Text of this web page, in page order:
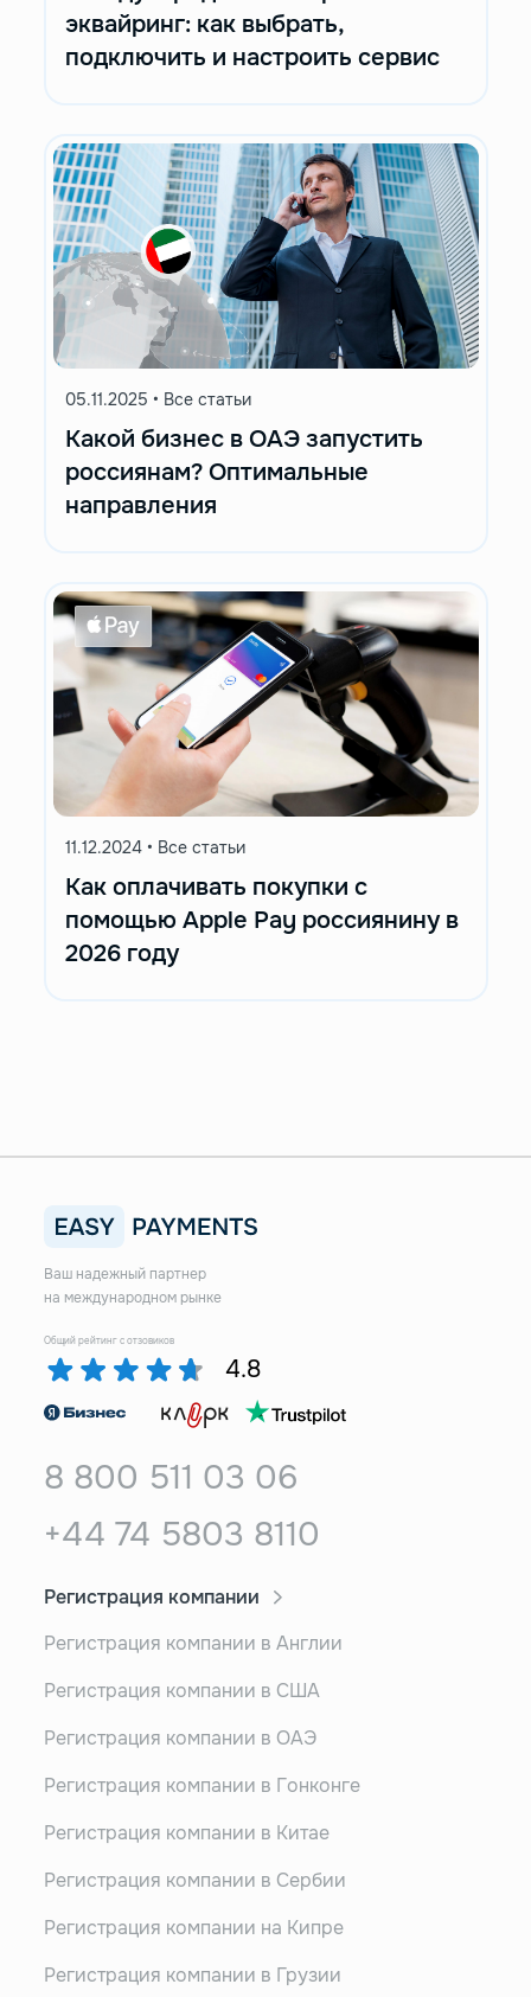
эквайринг: как выбрать,
подключить и настроить сервис
05.11.2025 • Все статьи
Какой бизнес в ОАЭ запустить
россиянам? Оптимальные
направления
11.12.2024 • Все статьи
Как оплачивать покупки с
помощью Apple Pay россиянину в
2026 году
Ваш надежный партнер
на международном рынке
Общий рейтинг с отзовиков
4.8
8 800 511 03 06
+44 74 5803 8110
Регистрация компании
Регистрация компании в Англии
Регистрация компании в США
Регистрация компании в ОАЭ
Регистрация компании в Гонконге
Регистрация компании в Китае
Регистрация компании в Сербии
Регистрация компании на Кипре
Регистрация компании в Грузии